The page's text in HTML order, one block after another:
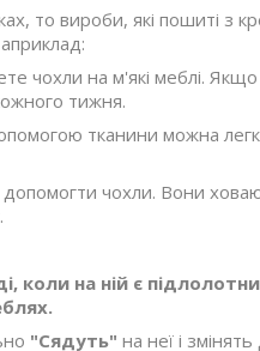
то вироби, які пошиті з
чохли на м'які меблі.
тижня.
тканини можна
чохли. Вони
коли на ній є
"Сядуть" на неї і